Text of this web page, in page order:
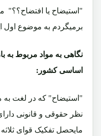
برمیگردم به موضوع اول
نگاهی به مواد مربوط به
اساسی کشور:
"استیضاح" که در لغت
نظر حقوقی و قانونی
مایحصل تفکیک قوای